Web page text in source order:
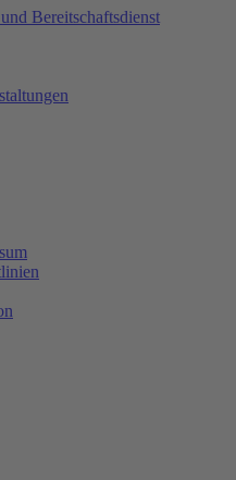
Bereitschaftsdienst